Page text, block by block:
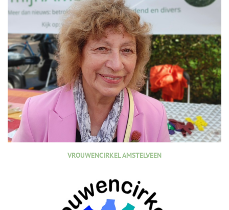
VROUWENCIRKEL AMSTELVEEN